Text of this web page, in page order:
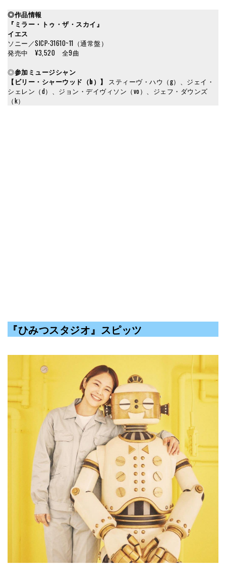
◎作品情報
『 ミラー・トゥ・ザ・スカイ 』
イエス
ソニー／SICP-31610~11（通常盤）
発売中 ¥3,520 全9曲
◎参加ミュージシャン
【ビリー・シャーウッド（b）】 スティーヴ・ハウ（g）、ジェイ・
シェレン（d）、ジョン・デイヴィソン（vo）、ジェフ・ダウンズ
（k）
『ひみつスタジオ』 スピッツ